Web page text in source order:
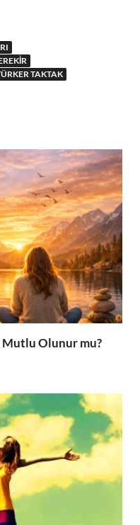
TAKTAK
Mutlu Olunur mu?